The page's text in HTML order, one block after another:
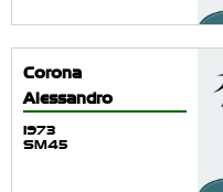
Corona
Alessandro
1973
SM45